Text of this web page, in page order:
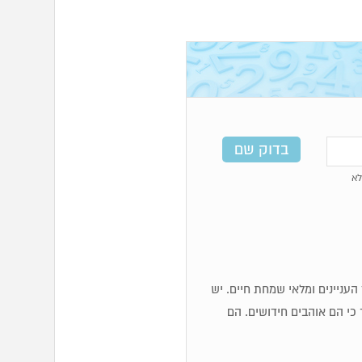
העניינים ומלאי שמחת חיים. יש
כי הם אוהבים חידושים. הם